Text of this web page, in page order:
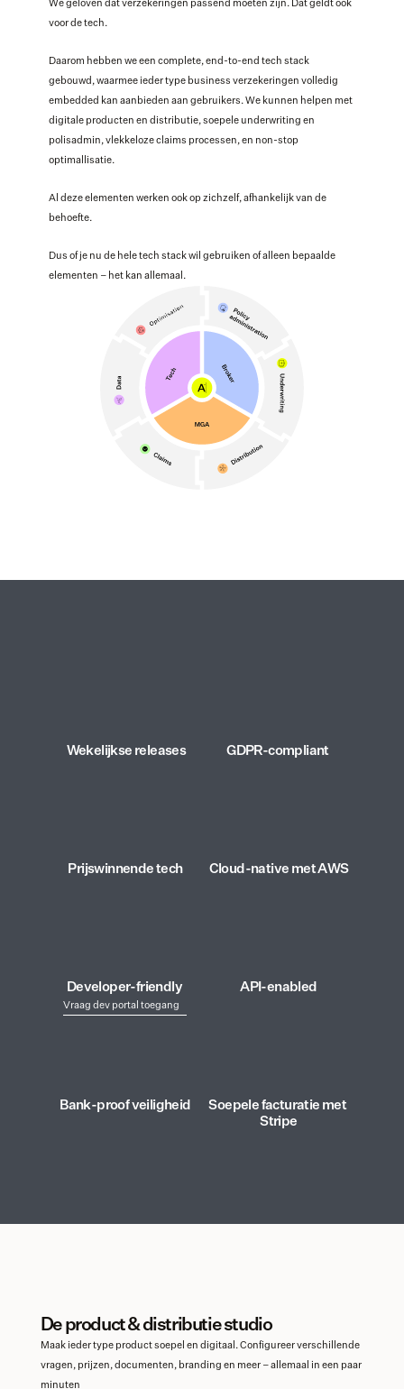
We geloven dat verzekeringen passend moeten zijn. Dat geldt ook
voor de tech.
Daarom hebben we een complete, end-to-end tech stack
gebouwd, waarmee ieder type business verzekeringen volledig
embedded kan aanbieden aan gebruikers. We kunnen helpen met
digitale producten en distributie, soepele underwriting en
polisadmin, vlekkeloze claims processen, en non-stop
optimallisatie.
Al deze elementen werken ook op zichzelf, afhankelijk van de
behoefte.
Dus of je nu de hele tech stack wil gebruiken of alleen bepaalde
elementen – het kan allemaal.
Prijswinnende tech
Wekelijkse releases GDPR-compliant
Cloud-native met AWS
Developer-friendly
Vraag dev portal toegang
API-enabled
Soepele facturatie met
Stripe
Bank-proof veiligheid
De product & distributie studio
Maak ieder type product soepel en digitaal. Configureer verschillende
vragen, prijzen, documenten, branding en meer – allemaal in een paar
minuten